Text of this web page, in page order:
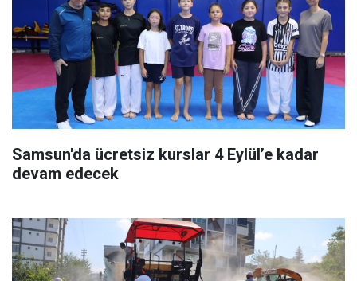
Samsun'da ücretsiz kurslar 4 Eylül’e kadar
devam edecek